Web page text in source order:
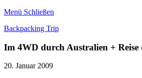
Menü Schließen
Backpacking Trip
Im 4WD durch Australien + Reise
20. Januar 2009